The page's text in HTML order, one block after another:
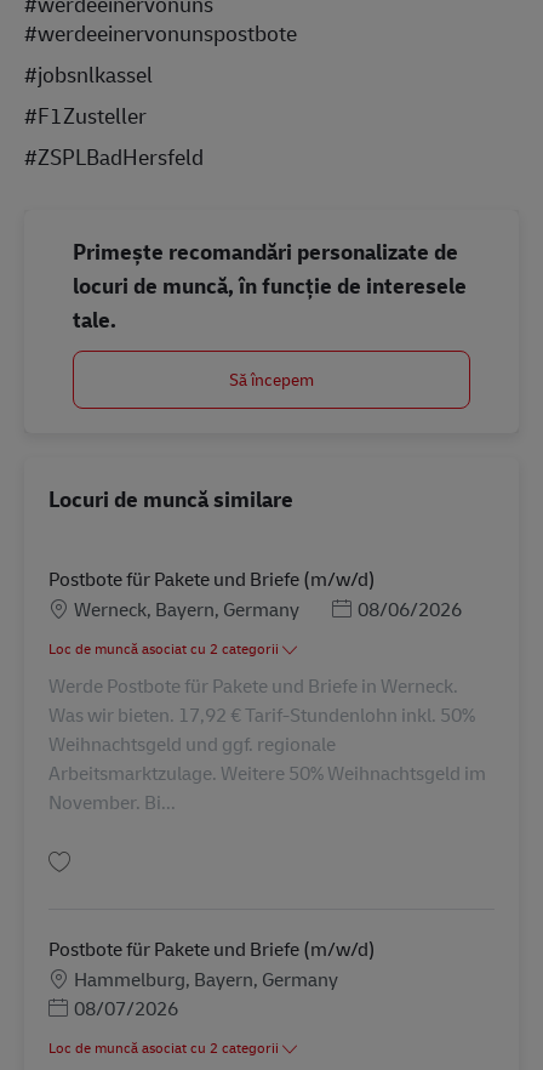
#werdeeinervonunspostbote
#jobsnlkassel
#F1Zusteller
#ZSPLBadHersfeld
Primește recomandări personalizate de
locuri de muncă, în funcție de interesele
tale.
Să începem
Locuri de muncă similare
Postbote für Pakete und Briefe (m/w/d)
Locație
Werneck, Bayern, Germany Posted Date
08/06/2026
Loc de muncă asociat cu 2 categorii
Werde Postbote für Pakete und Briefe in Werneck.
Was wir bieten. 17,92 € Tarif-Stundenlohn inkl. 50%
Weihnachtsgeld und ggf. regionale
Arbeitsmarktzulage. Weitere 50% Weihnachtsgeld im
November. Bi...
Postbote für Pakete und Briefe (m/w/d)
Locație
Hammelburg, Bayern, Germany
Posted Date
08/07/2026
Loc de muncă asociat cu 2 categorii